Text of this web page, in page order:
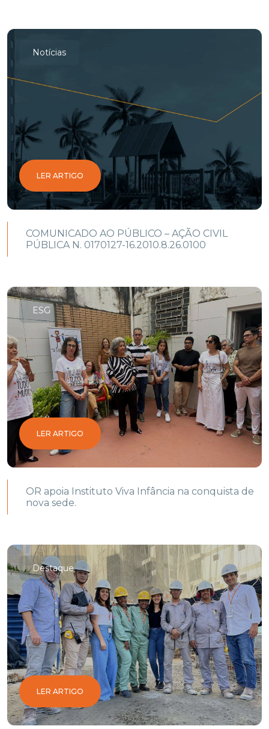
Notícias
LER ARTIGO
COMUNICADO AO PÚBLICO – AÇÃO CIVIL
PÚBLICA N. 0170127-16.2010.8.26.0100
ESG
LER ARTIGO
OR apoia Instituto Viva Infância na conquista de
nova sede.
Destaque
LER ARTIGO